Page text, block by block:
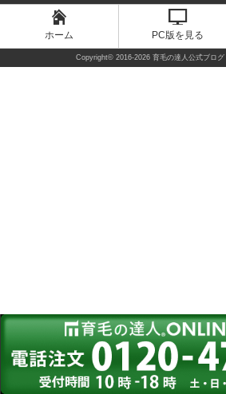
ホーム PC版を見る
Copyright© 2016-2026 育毛の達人公式ブログ